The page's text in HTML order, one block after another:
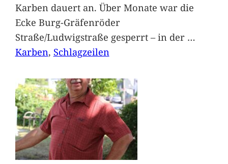
Karben dauert an. Über Monate war die
Ecke Burg-Gräfenröder
Straße/Ludwigstraße gesperrt – in der …
Karben, Schlagzeilen